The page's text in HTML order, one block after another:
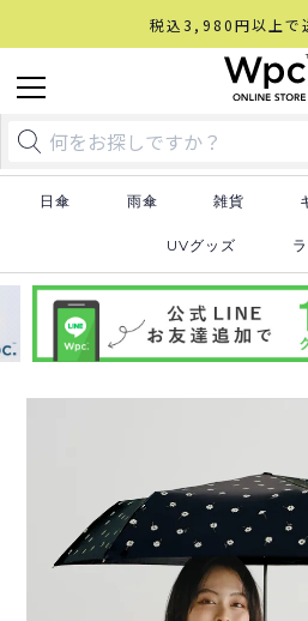
税込3,980円以上で
日傘 雨傘 雑貨
UVグッズ